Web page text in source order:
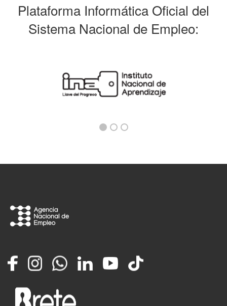
Plataforma Informática Oficial del
Sistema Nacional de Empleo:
FacebookInstagramWhatsappLinkedInYouTube
TikTok